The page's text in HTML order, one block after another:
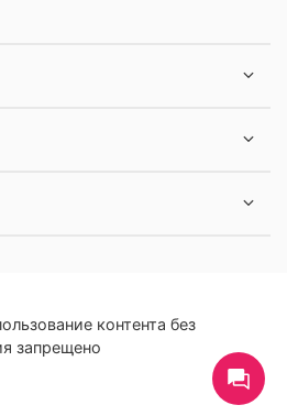
контента без
запрещено